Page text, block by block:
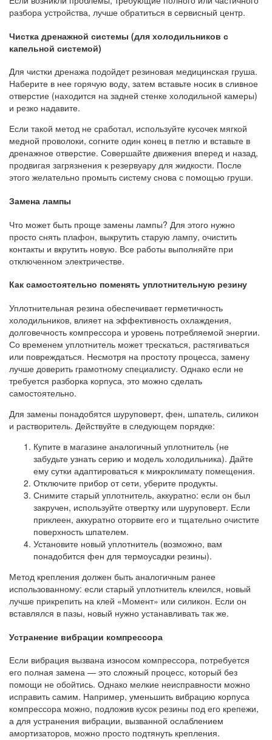
разбора устройства, лучше обратиться в сервисный центр.
Чистка дренажной системы (для холодильников с
капельной системой)
Для чистки дренажа подойдет резиновая медицинская груша.
Наберите в нее горячую воду, затем вставьте носик в сливное
отверстие (находится на задней стенке холодильной камеры)
и резко надавите.
Если такой метод не сработал, используйте кусочек мягкой
медной проволоки, согните один конец в петлю и вставьте в
дренажное отверстие. Совершайте движения вперед и назад,
продвигая загрязнения к резервуару для жидкости. После
этого желательно промыть систему снова с помощью груши.
Замена лампы
Что может быть проще замены лампы? Для этого нужно
просто снять плафон, выкрутить старую лампу, очистить
контакты и вкрутить новую. Все работы выполняйте при
отключенном электричестве.
Как самостоятельно поменять уплотнительную резину
Уплотнительная резина обеспечивает герметичность
холодильников, влияет на эффективность охлаждения,
долговечность компрессора и уровень потребляемой энергии.
Со временем уплотнитель может трескаться, растягиваться
или повреждаться. Несмотря на простоту процесса, замену
лучше доверить грамотному специалисту. Однако если не
требуется разборка корпуса, это можно сделать
самостоятельно.
Для замены понадобятся шуруповерт, фен, шпатель, силикон
и растворитель. Действуйте в следующем порядке:
Купите в магазине аналогичный уплотнитель (не
забудьте узнать серию и модель холодильника). Дайте
ему сутки адаптироваться к микроклимату помещения.
Отключите прибор от сети, уберите продукты.
Снимите старый уплотнитель, аккуратно: если он был
закручен, используйте отвертку или шуруповерт. Если
приклеен, аккуратно оторвите его и тщательно очистите
поверхность шпателем.
Установите новый уплотнитель (возможно, вам
понадобится фен для термоусадки резины).
Метод крепления должен быть аналогичным ранее
использованному: если старый уплотнитель клеился, новый
лучше прикрепить на клей «Момент» или силикон. Если он
вставлялся в пазы, новый нужно устанавливать так же.
Устранение вибрации компрессора
Если вибрация вызвана износом компрессора, потребуется
его полная замена — это сложный процесс, который без
помощи не обойтись. Однако мелкие неисправности можно
исправить самим. Например, уменьшить вибрацию корпуса
компрессора можно, подложив кусок резины под его крепежи,
а для устранения вибрации, вызванной ослаблением
амортизаторов, можно просто подтянуть крепления.